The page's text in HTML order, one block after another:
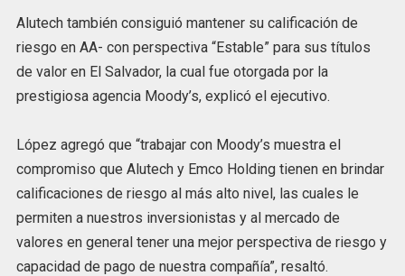
Alutech también consiguió mantener su calificación de
riesgo en AA- con perspectiva “Estable” para sus títulos
de valor en El Salvador, la cual fue otorgada por la
prestigiosa agencia Moody’s, explicó el ejecutivo.
López agregó que “trabajar con Moody’s muestra el
compromiso que Alutech y Emco Holding tienen en brindar
calificaciones de riesgo al más alto nivel, las cuales le
permiten a nuestros inversionistas y al mercado de
valores en general tener una mejor perspectiva de riesgo y
capacidad de pago de nuestra compañía”, resaltó.